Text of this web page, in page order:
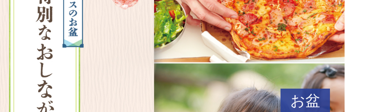
お盆
葬儀
地域密着
通夜安置室
料理